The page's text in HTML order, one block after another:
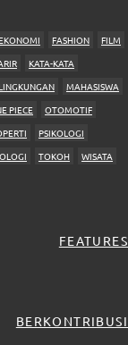
FASHION
FILM
KATA-KATA
MAHASISWA
PIECE
OTOMOTIF
PSIKOLOGI
TOKOH WISATA
FEATURES
BERKONTRIBUSI